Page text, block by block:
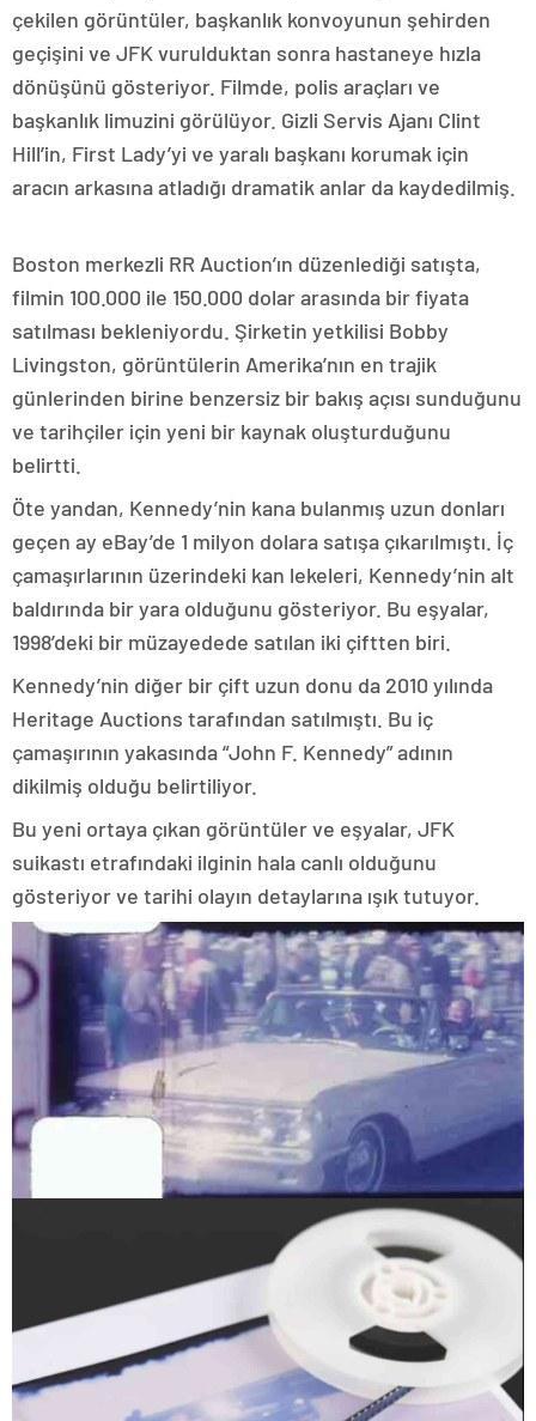
çekilen görüntüler, başkanlık konvoyunun şehirden
geçişini ve JFK vurulduktan sonra hastaneye hızla
dönüşünü gösteriyor. Filmde, polis araçları ve
başkanlık limuzini görülüyor. Gizli Servis Ajanı Clint
Hill’in, First Lady’yi ve yaralı başkanı korumak için
aracın arkasına atladığı dramatik anlar da kaydedilmiş.
Boston merkezli RR Auction’ın düzenlediği satışta,
filmin 100.000 ile 150.000 dolar arasında bir fiyata
satılması bekleniyordu. Şirketin yetkilisi Bobby
Livingston, görüntülerin Amerika’nın en trajik
günlerinden birine benzersiz bir bakış açısı sunduğunu
ve tarihçiler için yeni bir kaynak oluşturduğunu
belirtti.
Öte yandan, Kennedy’nin kana bulanmış uzun donları
geçen ay eBay’de 1 milyon dolara satışa çıkarılmıştı. İç
çamaşırlarının üzerindeki kan lekeleri, Kennedy’nin alt
baldırında bir yara olduğunu gösteriyor. Bu eşyalar,
1998’deki bir müzayedede satılan iki çiftten biri.
Kennedy’nin diğer bir çift uzun donu da 2010 yılında
Heritage Auctions tarafından satılmıştı. Bu iç
çamaşırının yakasında “John F. Kennedy” adının
dikilmiş olduğu belirtiliyor.
Bu yeni ortaya çıkan görüntüler ve eşyalar, JFK
suikastı etrafındaki ilginin hala canlı olduğunu
gösteriyor ve tarihi olayın detaylarına ışık tutuyor.